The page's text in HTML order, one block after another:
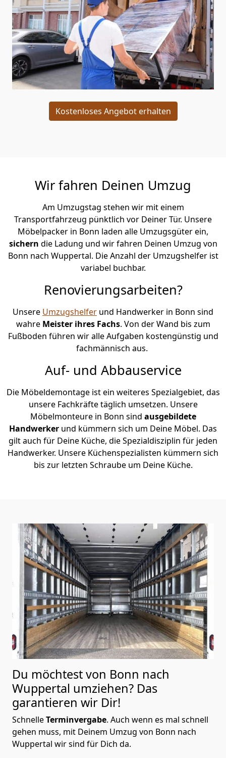
Kostenloses Angebot erhalten
Wir fahren Deinen Umzug
Am Umzugstag stehen wir mit einem
Transportfahrzeug pünktlich vor Deiner Tür. Unsere
Möbelpacker in Bonn laden alle Umzugsgüter ein,
sichern die Ladung und wir fahren Deinen Umzug von
Bonn nach Wuppertal. Die Anzahl der Umzugshelfer ist
variabel buchbar.
Renovierungsarbeiten?
Unsere Umzugshelfer und Handwerker in Bonn sind
wahre Meister ihres Fachs. Von der Wand bis zum
Fußboden führen wir alle Aufgaben kostengünstig und
fachmännisch aus.
Auf- und Abbauservice
Die Möbeldemontage ist ein weiteres Spezialgebiet, das
unsere Fachkräfte täglich umsetzen. Unsere
Möbelmonteure in Bonn sind ausgebildete
Handwerker und kümmern sich um Deine Möbel. Das
gilt auch für Deine Küche, die Spezialdisziplin für jeden
Handwerker. Unsere Küchenspezialisten kümmern sich
bis zur letzten Schraube um Deine Küche.
Du möchtest von Bonn nach
Wuppertal umziehen? Das
garantieren wir Dir!
SchnelleTerminvergabe. Auch wenn es mal schnell
gehen muss, mit Deinem Umzug von Bonn nach
Wuppertal wir sind für Dich da.